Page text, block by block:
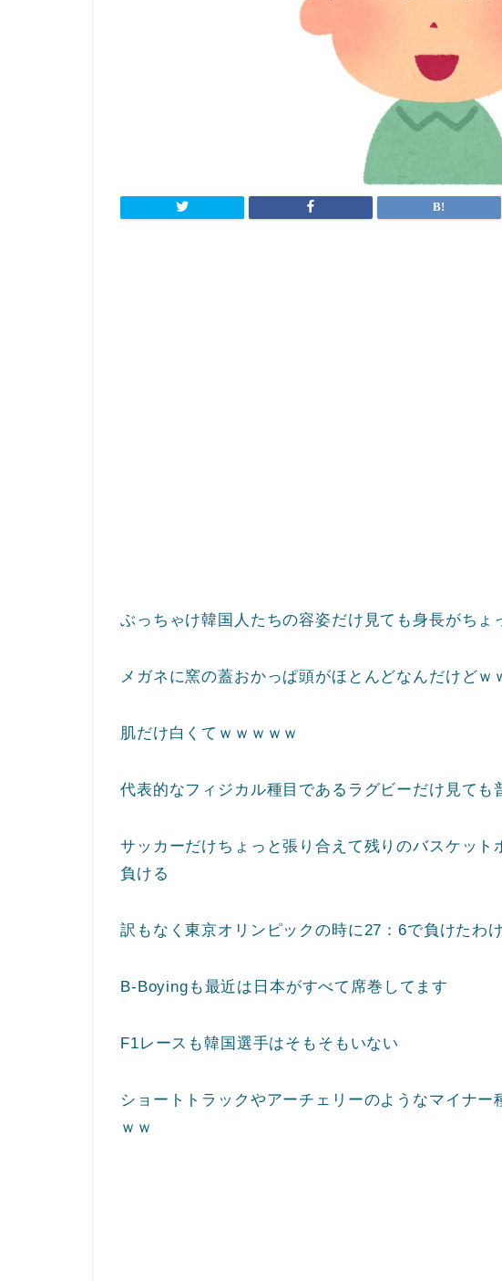
ぶっちゃけ韓国人たちの容姿だけ見ても身長がちょ
メガネに窯の蓋おかっぱ頭がほとんどなんだけどｗ
肌だけ白くてｗｗｗｗｗ
代表的なフィジカル種目であるラグビーだけ見ても
サッカーだけちょっと張り合えて残りのバスケッ
負ける
訳もなく東京オリンピックの時に27：6で負けたわ
B-Boyingも最近は日本がすべて席巻してます
F1レースも韓国選手はそもそもいない
ショートトラックやアーチェリーのようなマイナー
ｗｗ